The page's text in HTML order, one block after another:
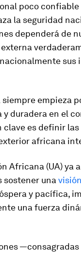
poco confiable
la seguridad
dependerá de
sus
empieza
y duradera en el
clave es definir
africana
Africana (UA) ya
sostener una
y pacífica,
una fuerza
—consagradas